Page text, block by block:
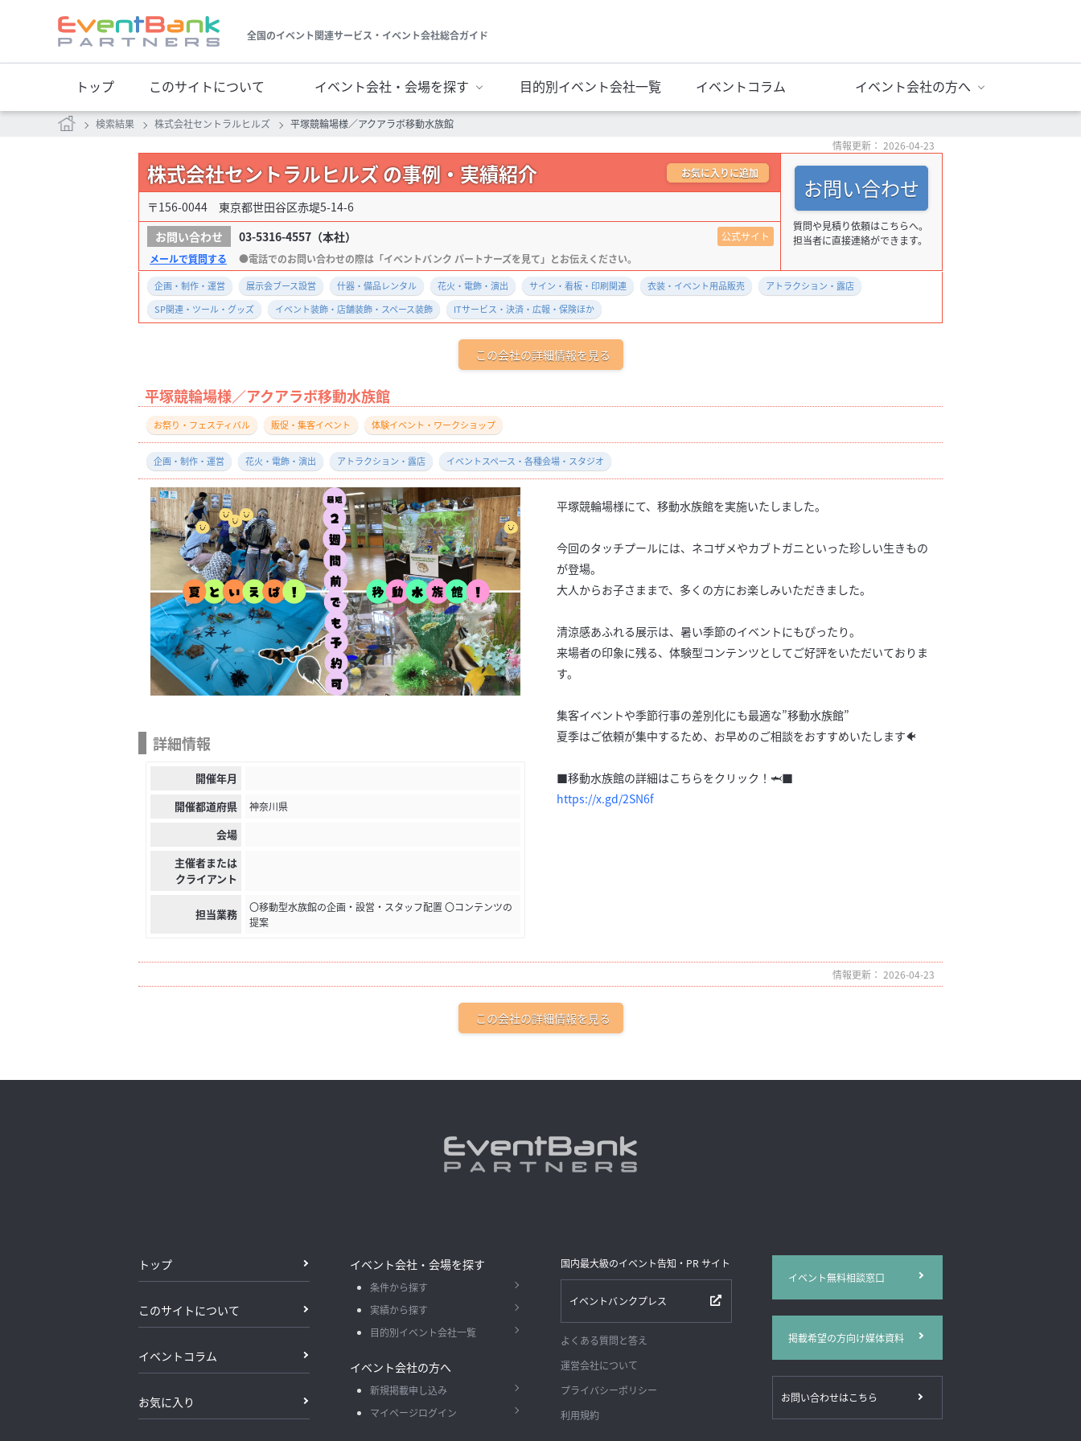
全国のイベント関連サービス・イベント会社総合ガイド
トップ このサイトについて イベント会社・会場を探す 目的別イベント会社一覧 イベントコラム イベント会社の方へ
検索結果 株式会社セントラルヒルズ
平塚競輪場様／アクアラボ移動水族館
情報更新： 2026-04-23
株式会社セントラルヒルズ の事例・実績紹介 お気に入りに追加
〒156-0044 東京都世田谷区赤堤5-14-6
03-5316-4557 （本社）
メールで質問する
公式サイト
お問い合わせ
質問や見積り依頼はこちらへ。
担当者に直接連絡ができます。
企画・制作・運営 展示会ブース設営 什器・備品レンタル 花火・電飾・演出 サイン・看板・印刷関連 衣装・イベント用品販売
アトラクション・露店
SP関連・ツール・グッズ
イベント装飾・店舗装飾・スペース装飾 ITサービス・決済・広報・保険ほか
この会社の詳細情報を見る
平塚競輪場様／アクアラボ移動水族館
お祭り・フェスティバル 販促・集客イベント 体験イベント・ワークショップ
企画・制作・運営 花火・電飾・演出 アトラクション・露店 イベントスペース・各種会場・スタジオ
平塚競輪場様にて、移動水族館を実施いたしました。
今回のタッチプールには、ネコザメやカブトガニといった珍しい生きもの
が登場。
大人からお子さままで、多くの方にお楽しみいただきました。
清涼感あふれる展示は、暑い季節のイベントにもぴったり。
来場者の印象に残る、体験型コンテンツとしてご好評をいただいておりま
す。
集客イベントや季節行事の差別化にも最適な”移動水族館”
夏季はご依頼が集中するため、お早めのご相談をおすすめいたします🐠
■移動水族館の詳細はこちらをクリック！🦈■
https://x.gd/2SN6f
詳細情報
開催年月
開催都道府県
神奈川県
会場
主催者または
クライアント
担当業務
〇移動型水族館の企画・設営・スタッフ配置 〇コンテンツの
提案
情報更新： 2026-04-23
この会社の詳細情報を見る
トップ
このサイトについて
イベントコラム
お気に入り
イベント会社・会場を探す
条件から探す
実績から探す
目的別イベント会社一覧
イベント会社の方へ
新規掲載申し込み
マイページログイン
国内最大級のイベント告知・PR サイト
イベントバンクプレス
よくある質問と答え
運営会社について
プライバシーポリシー
利用規約
イベント無料相談窓口
掲載希望の方向け媒体資料
お問い合わせはこちら